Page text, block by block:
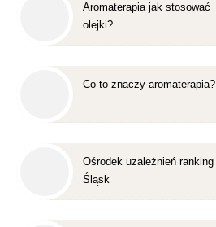
Aromaterapia jak stosować
olejki?
Co to znaczy aromaterapia?
Ośrodek uzależnień ranking
Śląsk